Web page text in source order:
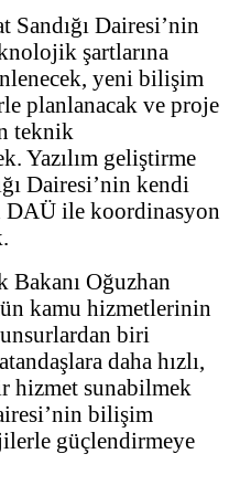
Dairesi’nin
şartlarına
yeni bilişim
planlanacak ve proje
teknik
Yazılım geliştirme
Dairesi’nin kendi
DAÜ ile koordinasyon
Bakanı Oğuzhan
kamu hizmetlerinin
biri
daha hızlı,
hizmet sunabilmek
bilişim
güçlendirmeye